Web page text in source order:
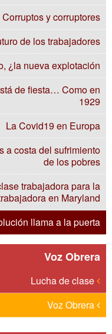
Corruptos y corruptores
de los trabajadores!!
¿la nueva explotación?
de fiesta… Como en
1929
La Covid19 en Europa
a costa del sufrimiento
de los pobres
trabajadora para la
en Maryland
llama a la puerta
Voz Obrera